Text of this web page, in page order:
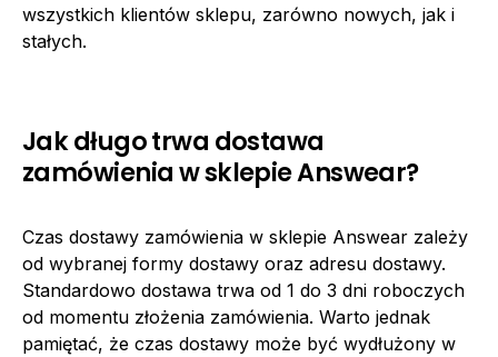
wszystkich klientów sklepu, zarówno nowych, jak i
stałych.
Jak długo trwa dostawa
zamówienia w sklepie Answear?
Czas dostawy zamówienia w sklepie Answear zależy
od wybranej formy dostawy oraz adresu dostawy.
Standardowo dostawa trwa od 1 do 3 dni roboczych
od momentu złożenia zamówienia. Warto jednak
pamiętać, że czas dostawy może być wydłużony w